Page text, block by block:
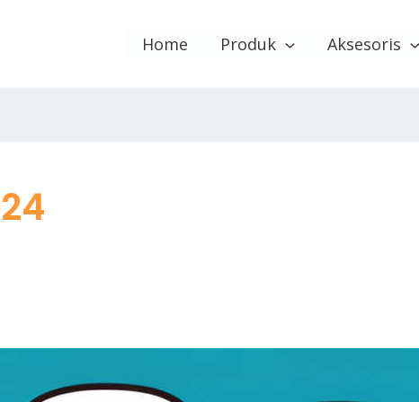
Home Produk Aksesoris